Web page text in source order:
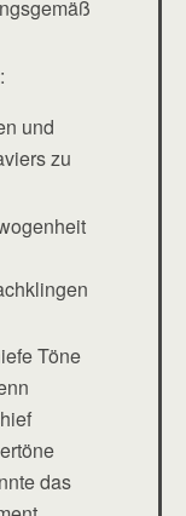
:
und
zu
Töne
das